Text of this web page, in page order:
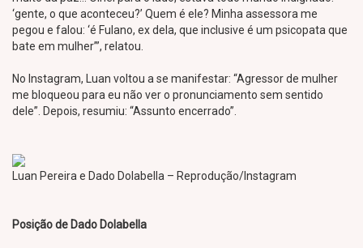
‘gente, o que aconteceu?’ Quem é ele? Minha assessora me
pegou e falou: ‘é Fulano, ex dela, que inclusive é um psicopata que
bate em mulher’”, relatou.
No Instagram, Luan voltou a se manifestar: “Agressor de mulher
me bloqueou para eu não ver o pronunciamento sem sentido
dele”. Depois, resumiu: “Assunto encerrado”.
Luan Pereira e Dado Dolabella – Reprodução/Instagram
Posição de Dado Dolabella